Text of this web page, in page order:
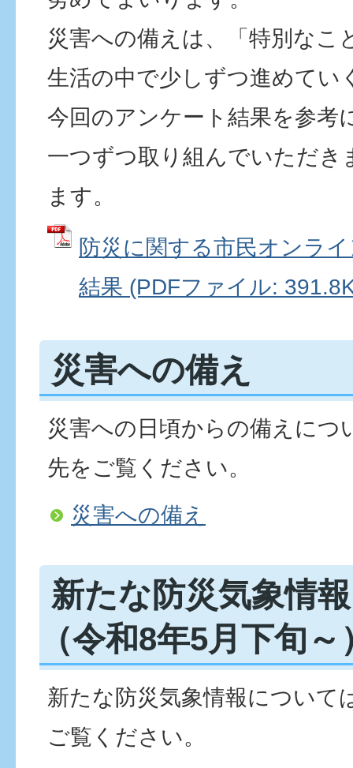
災害への備えは、「特別なこ
生活の中で少しずつ進めてい
今回のアンケート結果を参考
一つずつ取り組んでいただき
ます。
防災に関する市民オンラ
結果 (PDFファイル:
災害への備え
災害への日頃からの備えにつ
先をご覧ください。
災害への備え
新たな防災気象情
（令和8年5月下旬～
新たな防災気象情報について
ご覧ください。